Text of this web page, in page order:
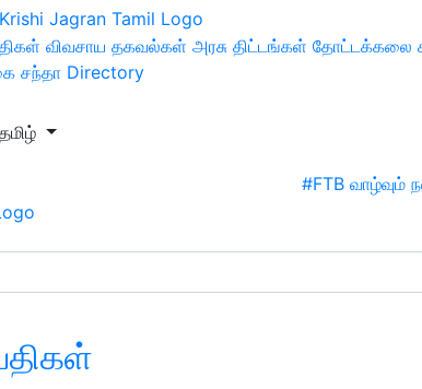
விவசாய தகவல்கள் அரசு திட்டங்கள் தோட்டக்கலை
சந்தா Directory
தமிழ்
#FTB வாழ்வும்